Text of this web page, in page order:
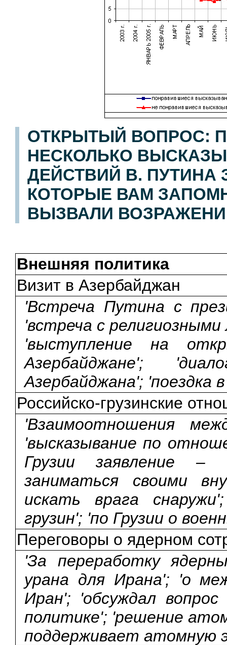
ОТКРЫТЫЙ ВОПРОС:
НЕСКОЛЬКО
ДЕЙСТВИЙ В.
КОТОРЫЕ ВАМ
ВЫЗВАЛИ
Внешняя политика
Визит в Азербайджан
'Встреча Путина с
'встреча с
'выступление на
Азербайджане';
Азербайджана'; 'поездка
Российско-грузинские
'Взаимоотношения
'высказывание по
Грузии заявление
заниматься своими
искать врага
грузин'; 'по Грузии о
Переговоры о ядерном
'За переработку
урана для Ирана'; 'о
Иран'; 'обсуждал
политике'; 'решение
поддерживает атомную